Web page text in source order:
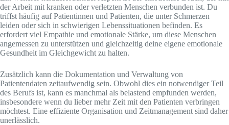
der Arbeit mit kranken oder verletzten Menschen verbunden ist. Du
triffst häufig auf Patientinnen und Patienten, die unter Schmerzen
leiden oder sich in schwierigen Lebenssituationen befinden. Es
erfordert viel Empathie und emotionale Stärke, um diese Menschen
angemessen zu unterstützen und gleichzeitig deine eigene emotionale
Gesundheit im Gleichgewicht zu halten.
Zusätzlich kann die Dokumentation und Verwaltung von
Patientendaten zeitaufwendig sein. Obwohl dies ein notwendiger Teil
des Berufs ist, kann es manchmal als belastend empfunden werden,
insbesondere wenn du lieber mehr Zeit mit den Patienten verbringen
möchtest. Eine effiziente Organisation und Zeitmanagement sind daher
unerlässlich.